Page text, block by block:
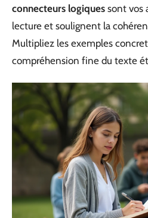
connecteurs logiques sont vos
lecture et soulignent la
Multipliez les exemples
compréhension fine du texte